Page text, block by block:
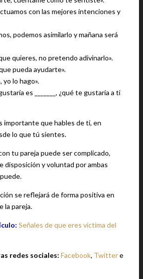
con las mejores intenciones y
podemos asimilarlo y mañana será
quieres, no pretendo adivinarlo».
pueda ayudarte».
yo lo hago».
es _______, ¿qué te gustaría a ti
importante que hables de ti, en
lo que tú sientes.
tu pareja puede ser complicado,
disposición y voluntad por ambas
se reflejará de forma positiva en
la pareja.
Señales de que eres víctima del
redes sociales: Facebook, Twittere